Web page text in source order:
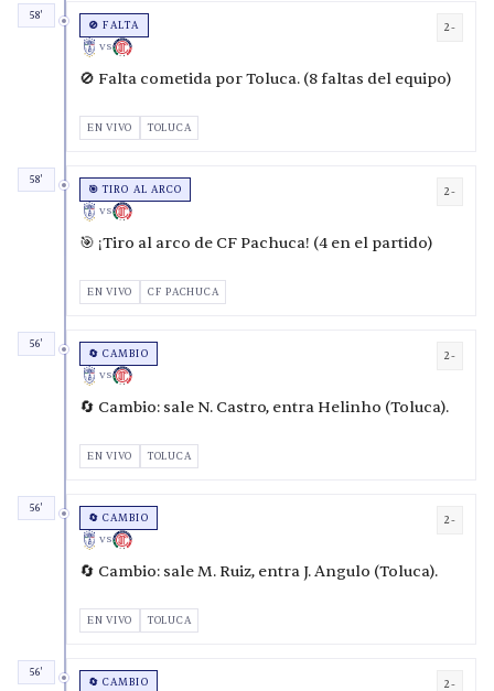
58'
🚫 FALTA
VS
2-
🚫 Falta cometida por Toluca. (8 faltas del equipo)
EN VIVO TOLUCA
58'
🎯 TIRO AL ARCO
VS
2-
🎯 ¡Tiro al arco de CF Pachuca! (4 en el partido)
EN VIVO CF PACHUCA
56'
🔄 CAMBIO
VS
2-
🔄 Cambio: sale N. Castro, entra Helinho (Toluca).
EN VIVO TOLUCA
56'
🔄 CAMBIO
VS
2-
🔄 Cambio: sale M. Ruiz, entra J. Angulo (Toluca).
EN VIVO TOLUCA
56'
🔄 CAMBIO 2-